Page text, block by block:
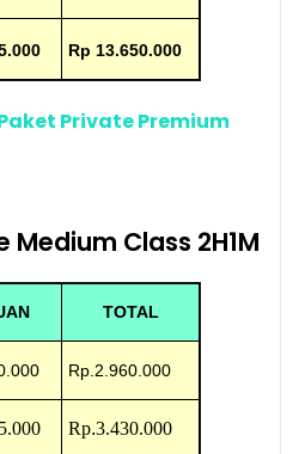
Rp 13.650.000
Private Premium
Medium Class 2H1M
TOTAL
Rp.2.960.000
Rp.3.430.000